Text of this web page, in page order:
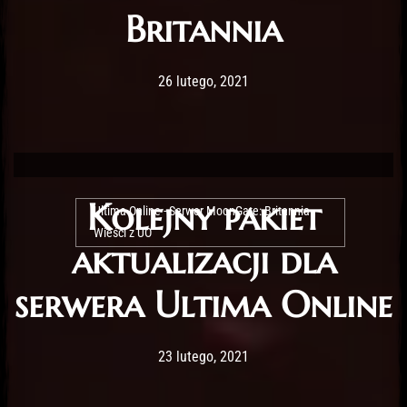
Britannia
Post has published by
26 lutego, 2021
Ultima Online - Serwer MoonGate: Britannia -
Wieści z UO
Kolejny pakiet
aktualizacji dla
serwera Ultima Online
Post has published by
23 lutego, 2021